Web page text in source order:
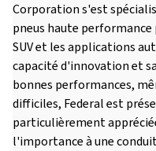
Corporation s'est
pneus haute
SUV et les applications
capacité d'innovation et
bonnes performances,
difficiles, Federal est
particulièrement
l'importance à une